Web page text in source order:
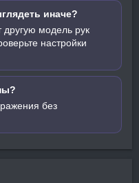
иначе?
другую модель рук
настройки
без